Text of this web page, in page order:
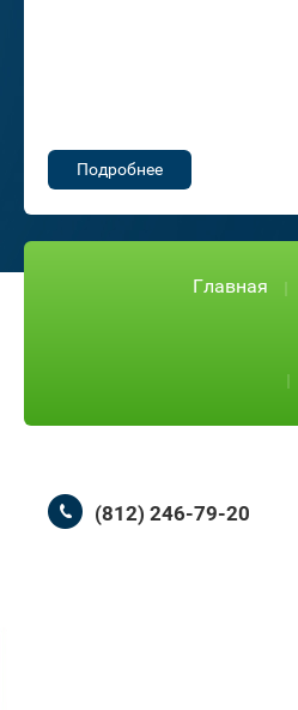
Подробнее
Главная
(812) 246-79-20